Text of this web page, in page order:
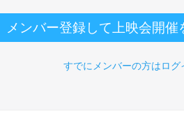
メンバー登録して上映会開催
すでにメンバーの方はログ